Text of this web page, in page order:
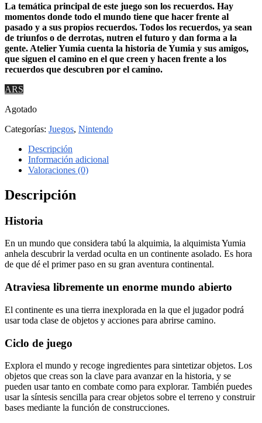
La temática principal de este juego son los recuerdos. Hay
momentos donde todo el mundo tiene que hacer frente al
pasado y a sus propios recuerdos. Todos los recuerdos, ya sean
de triunfos o de derrotas, nutren el futuro y dan forma a la
gente. Atelier Yumia cuenta la historia de Yumia y sus amigos,
que siguen el camino en el que creen y hacen frente a los
recuerdos que descubren por el camino.
ARS
Agotado
Categorías: Juegos, Nintendo
Descripción
Información adicional
Valoraciones (0)
Descripción
Historia
En un mundo que considera tabú la alquimia, la alquimista Yumia
anhela descubrir la verdad oculta en un continente asolado. Es hora
de que dé el primer paso en su gran aventura continental.
Atraviesa libremente un enorme mundo abierto
El continente es una tierra inexplorada en la que el jugador podrá
usar toda clase de objetos y acciones para abrirse camino.
Ciclo de juego
Explora el mundo y recoge ingredientes para sintetizar objetos. Los
objetos que creas son la clave para avanzar en la historia, y se
pueden usar tanto en combate como para explorar. También puedes
usar la síntesis sencilla para crear objetos sobre el terreno y construir
bases mediante la función de construcciones.